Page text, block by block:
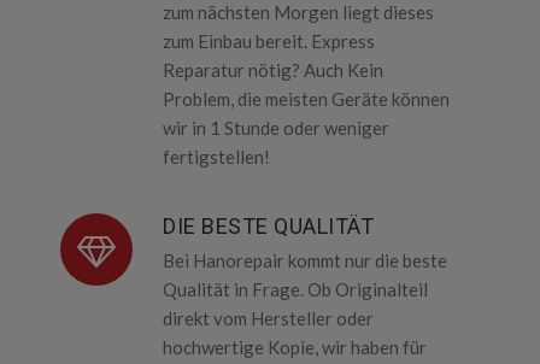
zum nächsten Morgen liegt dieses
zum Einbau bereit. Express
Reparatur nötig? Auch Kein
Problem, die meisten Geräte können
wir in 1 Stunde oder weniger
fertigstellen!
DIE BESTE QUALITÄT
Bei Hanorepair kommt nur die beste
Qualität in Frage. Ob Originalteil
direkt vom Hersteller oder
hochwertige Kopie, wir haben für